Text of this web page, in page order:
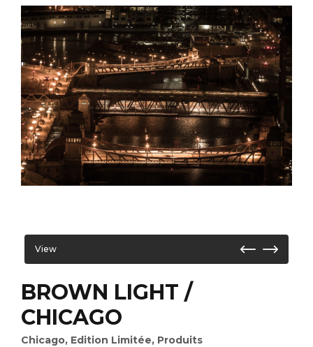
View
BROWN LIGHT /
CHICAGO
Chicago, Edition Limitée, Produits